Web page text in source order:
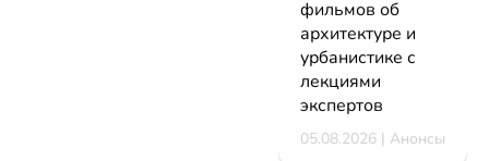
фильмов об
архитектуре и
урбанистике с
лекциями
экспертов
05.08.2026 | Анонсы